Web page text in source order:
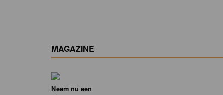
MAGAZINE
Neem nu een